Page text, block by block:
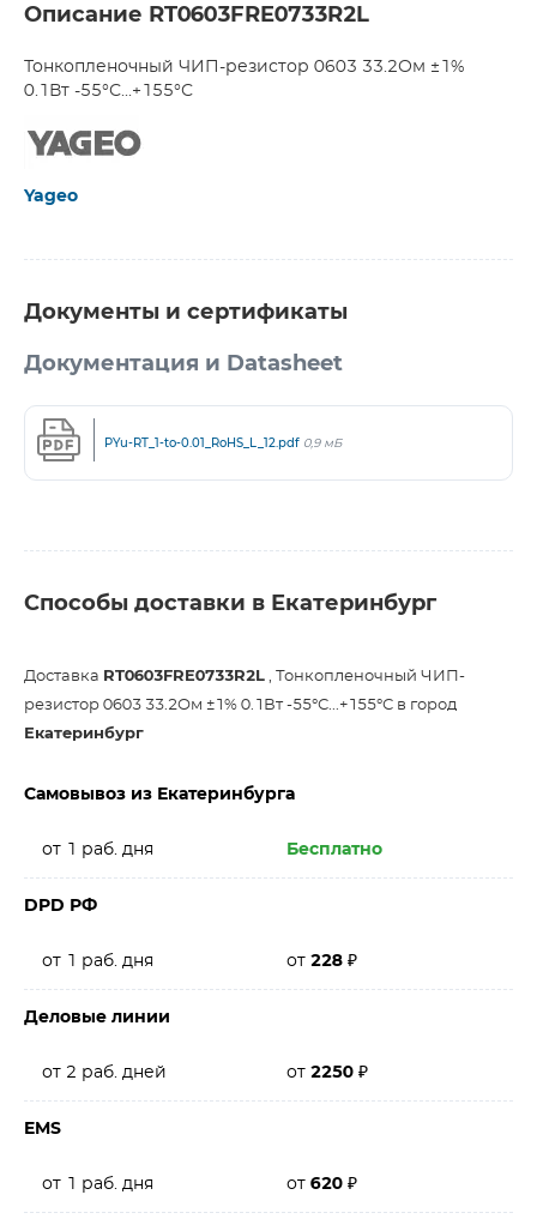
Описание RT0603FRE0733R2L
Тонкопленочный ЧИП-резистор 0603 33.2Ом ±1%
0.1Вт -55°С...+155°С
Yageo
Документы и сертификаты
Документация и Datasheet
PYu-RT_1-to-0.01_RoHS_L_12.pdf 0,9 мБ
Способы доставки в Екатеринбург
Доставка RT0603FRE0733R2L , Тонкопленочный ЧИП-
резистор 0603 33.2Ом ±1% 0.1Вт -55°С...+155°С в город
Екатеринбург
Самовывоз из Екатеринбурга
от 1 раб. дня Бесплатно
DPD РФ
от 1 раб. дня от 228 ₽
Деловые линии
от 2 раб. дней от 2250 ₽
EMS
от 1 раб. дня от 620 ₽